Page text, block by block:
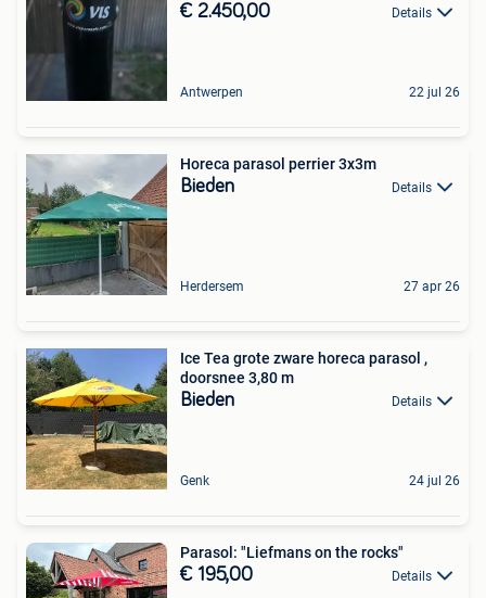
€ 2.450,00 Details
Antwerpen 22 jul 26
Horeca parasol perrier 3x3m
Bieden Details
Herdersem 27 apr 26
Ice Tea grote zware horeca parasol ,
doorsnee 3,80 m
Bieden Details
Genk 24 jul 26
Parasol: "Liefmans on the rocks"
€ 195,00 Details